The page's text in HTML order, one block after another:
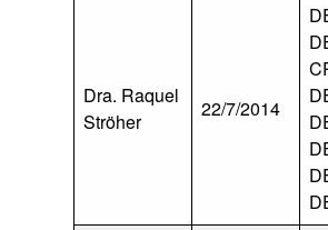
Dra. Raquel
Ströher
22/7/2014